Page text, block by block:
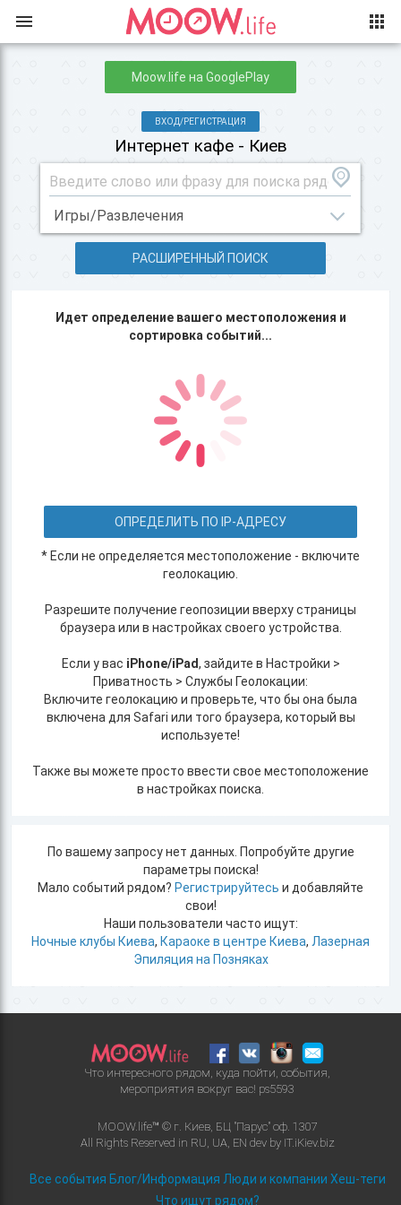
Moow.life на GooglePlay
ВХОД/РЕГИСТРАЦИЯ
Интернет кафе - Киев
РАСШИРЕННЫЙ ПОИСК
Идет определение вашего местоположения и
сортировка событий...
ОПРЕДЕЛИТЬ ПО IP-АДРЕСУ
* Если не определяется местоположение - включите
геолокацию.
Разрешите получение геопозиции вверху страницы
браузера или в настройках своего устройства.
Если у вас iPhone/iPad, зайдите в Настройки >
Приватность > Службы Геолокации:
Включите геолокацию и проверьте, что бы она была
включена для Safari или того браузера, который вы
используете!
Также вы можете просто ввести свое местоположение
в настройках поиска.
По вашему запросу нет данных. Попробуйте другие
параметры поиска!
Мало событий рядом? Регистрируйтесь и добавляйте
свои!
Наши пользователи часто ищут:
Ночные клубы Киева, Караоке в центре Киева, Лазерная
Эпиляция на Позняках
Что интересного рядом, куда пойти, события,
мероприятия вокруг вас! ps5593
MOOW.life™ © г. Киев, БЦ "Парус" оф. 1307
All Rights Reserved in RU, UA, EN dev by IT.iKiev.biz
Все события Блог/Информация Люди и компании Хеш-теги
Что ищут рядом?